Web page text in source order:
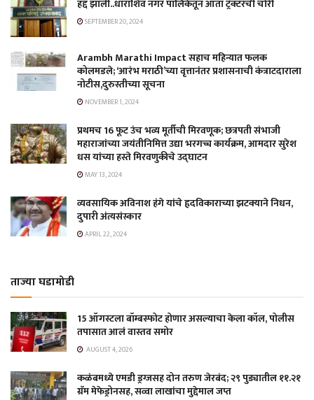
हद्द झाली..धाराशिव नगर पालिकेतून आता ट्रॅक्टरची चोरी
SEPTEMBER 20, 2024
Arambh Marathi Impact सहाच महिन्यात फलक
कोलमडले; ‘आरंभ मराठी’च्या वृत्तानंतर प्रशासनाची कंत्राटदाराला
नोटीस,दुरुस्तीच्या सूचना
NOVEMBER 1, 2024
प्रथमच 16 फूट उंच भव्य मूर्तीची मिरवणूक; छत्रपती संभाजी
महाराजांच्या जयंतीनिमित्त उद्या भरगच्च कार्यक्रम, आमदार सुरेश
धस यांच्या हस्ते मिरवणुकीचे उद्घाटन
MAY 13, 2024
व्यवसायिक अविनाश हंगे यांचे हृदविकाराच्या झटक्याने निधन,
दुपारी अंत्यसंस्कार
APRIL 22, 2024
ताज्या घडामोडी
15 ऑगस्टला बॉम्बस्फोट होणार असल्याचा केला कॉल, पोलीस
तपासात आलं वास्तव समोर
AUGUST 4, 2026
कळंबमध्ये एमडी ड्रग्जसह दोन तरुण जेरबंद; २९ पुड्यातील ११.२१
ग्रॅम मेफेड्रोनसह, सव्वा लाखांचा मुद्देमाल जप्त